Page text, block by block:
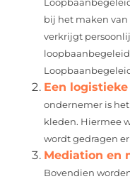
bij het maken van
verkrijgt
Een
ondernemer is
kleden. Hiermee
wordt gedragen
Mediation en
Bovendien